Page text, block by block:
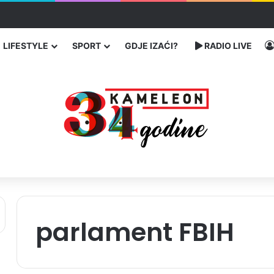
LIFESTYLE SPORT GDJE IZAĆI? RADIO LIVE
parlament FBIH